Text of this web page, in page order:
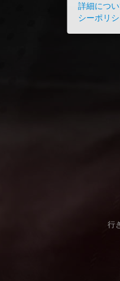
行
詳細につ
シーポリ